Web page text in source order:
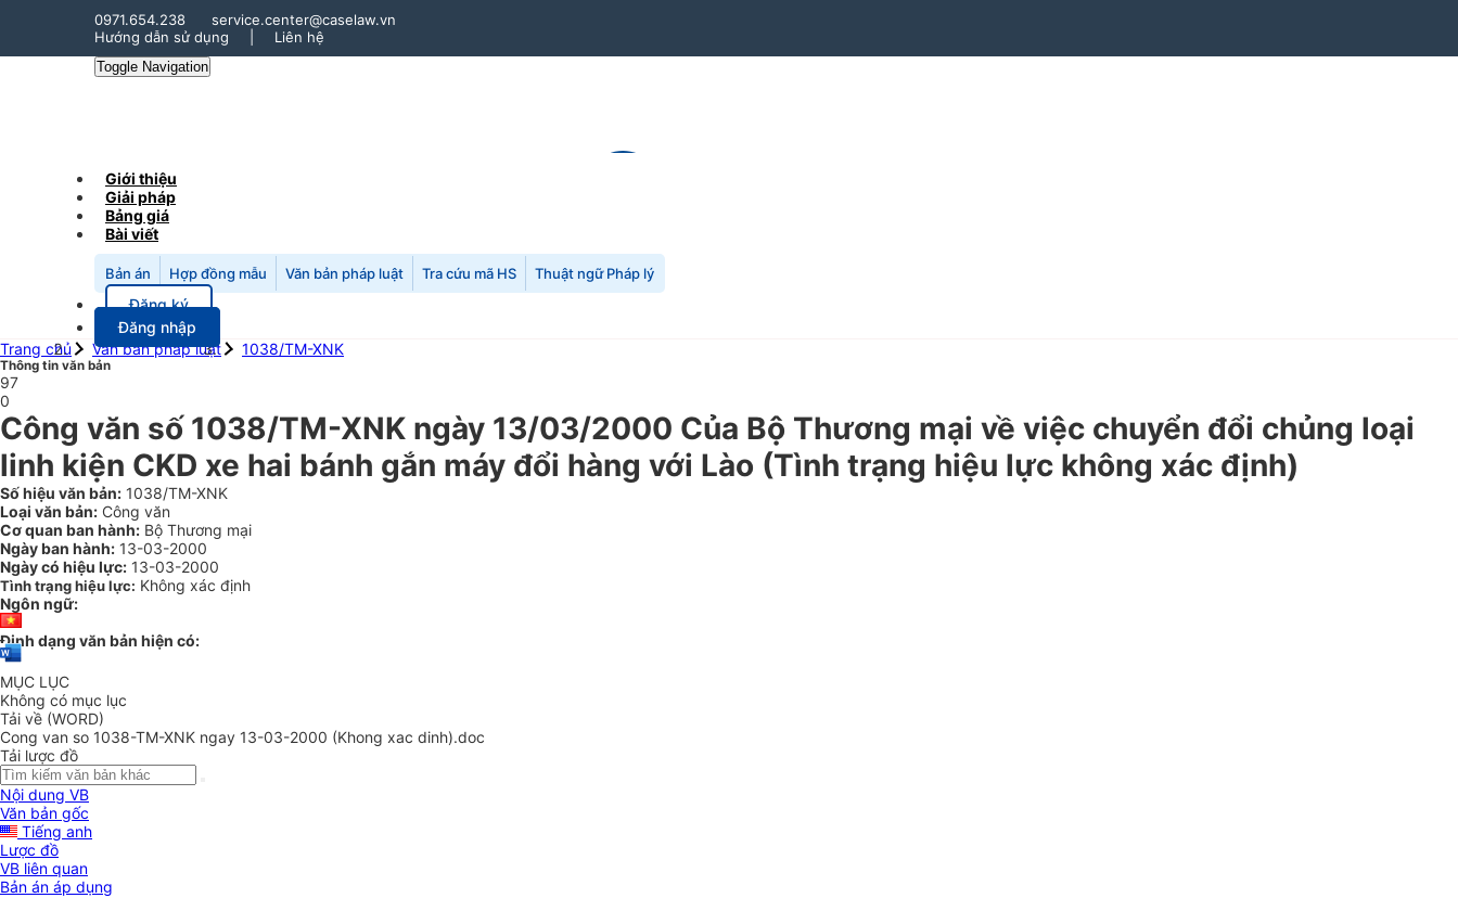
0971.654.238
service.center@caselaw.vn
Hướng dẫn sử dụng
Liên hệ
Toggle Navigation
Giới thiệu
Giải pháp
Bảng giá
Bài viết
Bản án Hợp đồng mẫu Văn bản pháp luật Tra cứu mã HS Thuật ngữ Pháp lý
Đăng ký
Đăng nhập
Trang chủ
Văn bản pháp luật 1038/TM-XNK
Thông tin văn bản
97
0
Công văn số 1038/TM-XNK ngày 13/03/2000 Của Bộ Thương mại về việc chuyển đổi chủng loại
linh kiện CKD xe hai bánh gắn máy đổi hàng với Lào (Tình trạng hiệu lực không xác định)
Số hiệu văn bản: 1038/TM-XNK
Loại văn bản: Công văn
Cơ quan ban hành: Bộ Thương mại
Ngày ban hành: 13-03-2000
Ngày có hiệu lực: 13-03-2000
Tình trạng hiệu lực: Không xác định
Ngôn ngữ:
Định dạng văn bản hiện có:
MỤC LỤC
Không có mục lục
Tải về (WORD)
Cong van so 1038-TM-XNK ngay 13-03-2000 (Khong xac dinh).doc
Tải lược đồ
Nội dung VB
Văn bản gốc
Tiếng anh
Lược đồ
VB liên quan
Bản án áp dụng